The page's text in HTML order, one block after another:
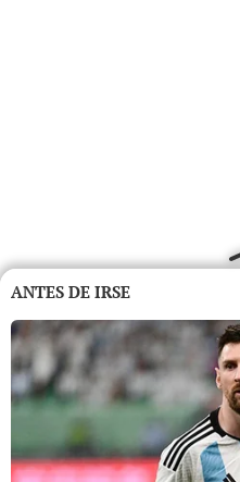
ANTES DE IRSE